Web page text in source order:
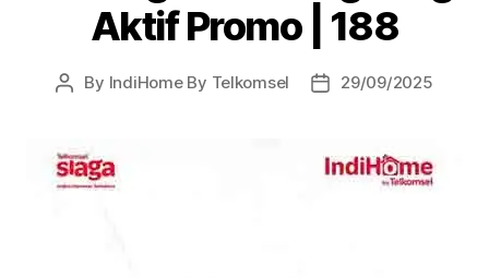
Aktif Promo | 188
By IndiHome By Telkomsel 29/09/2025